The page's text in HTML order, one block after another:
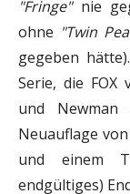
"Fringe"nie
ohne "Twin
gegeben
Serie, die FOX
und Newman
Neuauflage von
und einem
endgültiges)